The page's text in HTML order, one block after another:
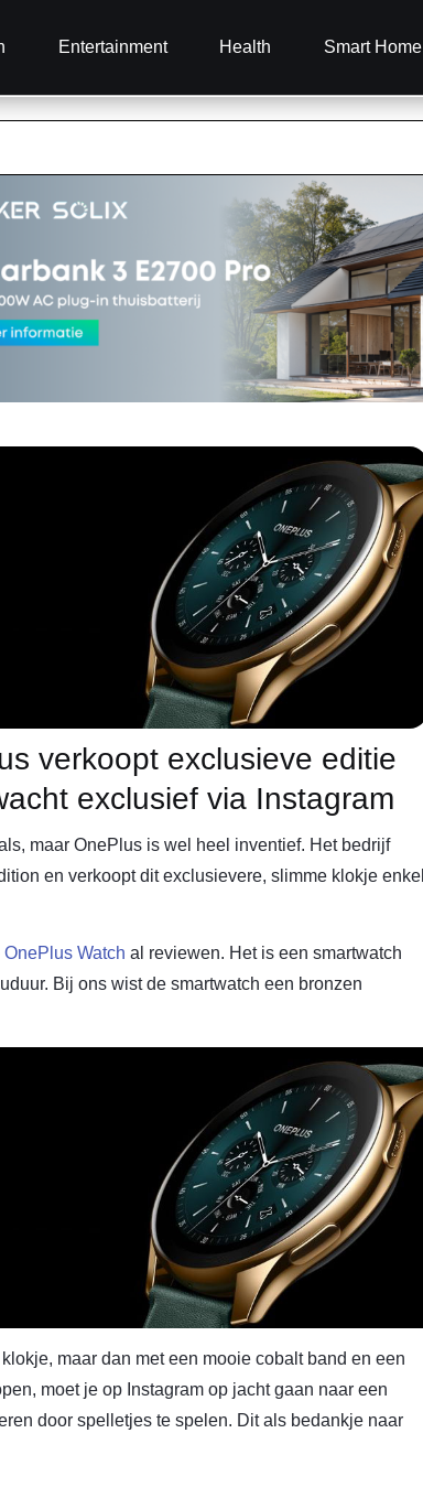
Entertainment Health Smart Home
verkoopt exclusieve editie
exclusief via Instagram
maar OnePlus is wel heel inventief. Het bedrijf
en verkoopt dit exclusievere, slimme klokje enkel
OnePlus Watch al reviewen. Het is een smartwatch
Bij ons wist de smartwatch een bronzen
maar dan met een mooie cobalt band en een
moet je op Instagram op jacht gaan naar een
door spelletjes te spelen. Dit als bedankje naar